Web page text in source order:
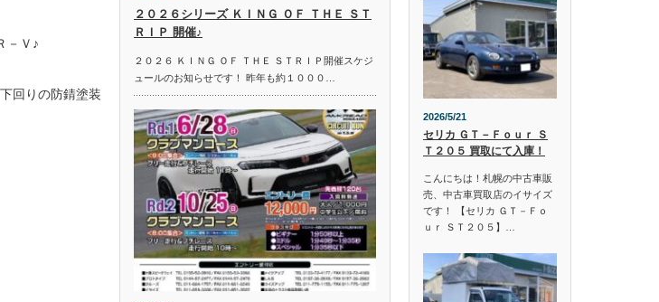
－Ｖ♪
回りの防錆塗装
２０２６シリーズ ＫＩＮＧ ＯＦ ＴＨＥ ＳＴ
ＲＩＰ 開催♪
２０２６ ＫＩＮＧ ＯＦ ＴＨＥ ＳＴＲＩＰ開催スケジ
ュールのお知らせです！ 昨年も約１０００…
2026/5/21
セリカ ＧＴ－Ｆｏｕｒ Ｓ
Ｔ２０５ 買取にて入庫！
こんにちは！札幌の中古車販
売、中古車買取店のイサイズ
です！ 【セリカ ＧＴ－Ｆｏ
ｕｒ ＳＴ２０５】…